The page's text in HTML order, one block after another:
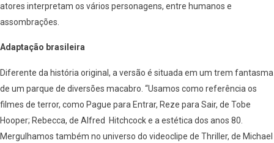
atores interpretam os vários personagens, entre humanos e
assombrações.
Adaptação brasileira
Diferente da história original, a versão é situada em um trem fantasma
de um parque de diversões macabro. “Usamos como referência os
filmes de terror, como Pague para Entrar, Reze para Sair, de Tobe
Hooper; Rebecca, de Alfred Hitchcock e a estética dos anos 80.
Mergulhamos também no universo do videoclipe de Thriller, de Michael